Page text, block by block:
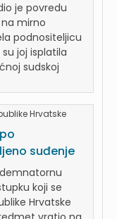
je povredu
mirno
podnositeljicu
joj isplatila
sudskoj
Hrvatske
suđenje
koji se
Hrvatske